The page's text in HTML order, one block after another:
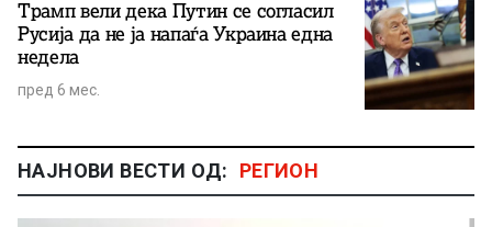
Трамп вели дека Путин се согласил
Русија да не ја напаѓа Украина една
недела
пред 6 мес.
НАЈНОВИ ВЕСТИ ОД: РЕГИОН